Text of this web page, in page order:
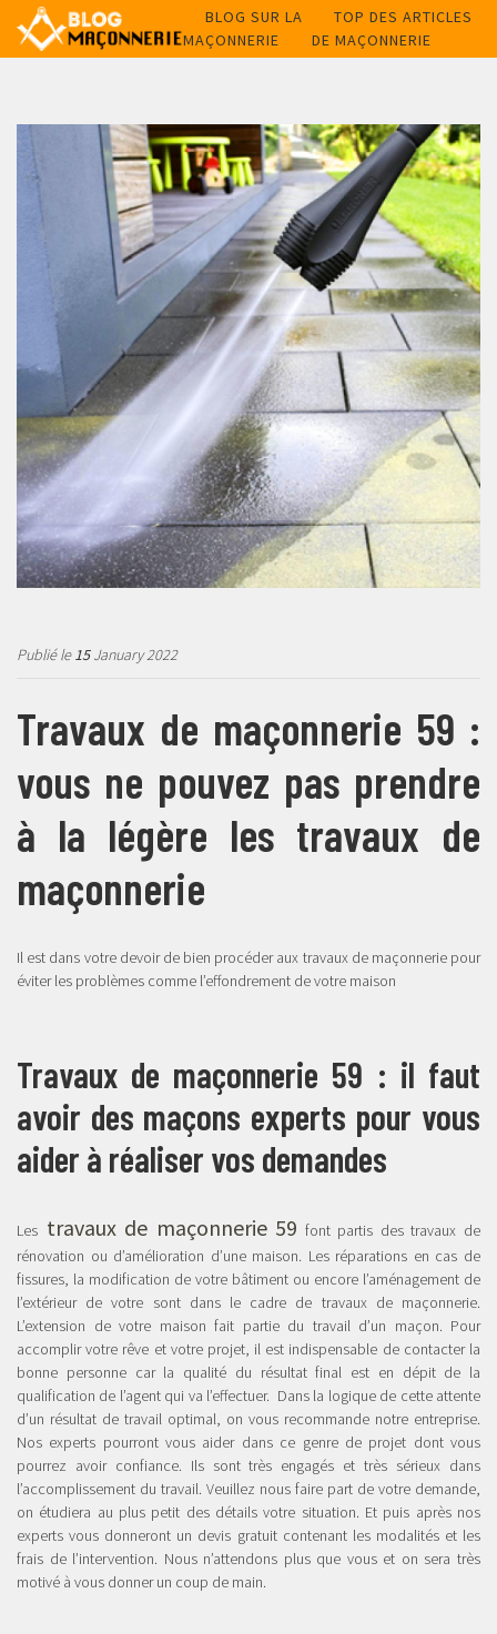
BLOG SUR LA
MAÇONNERIE
TOP DES ARTICLES
DE MAÇONNERIE
Publié le15January 2022
Travaux de maçonnerie 59 :
vous ne pouvez pas prendre
à la légère les travaux de
maçonnerie
Il est dans votre devoir de bien procéder aux travaux de maçonnerie pour
éviter les problèmes comme l’effondrement de votre maison
Travaux de maçonnerie 59 : il faut
avoir des maçons experts pour vous
aider à réaliser vos demandes
Les travaux de maçonnerie 59 font partis des travaux de
rénovation ou d’amélioration d’une maison. Les réparations en cas de
fissures, la modification de votre bâtiment ou encore l’aménagement de
l’extérieur de votre sont dans le cadre de travaux de maçonnerie.
L’extension de votre maison fait partie du travail d’un maçon. Pour
accomplir votre rêve et votre projet, il est indispensable de contacter la
bonne personne car la qualité du résultat final est en dépit de la
qualification de l’agent qui va l’effectuer. Dans la logique de cette attente
d’un résultat de travail optimal, on vous recommande notre entreprise.
Nos experts pourront vous aider dans ce genre de projet dont vous
pourrez avoir confiance. Ils sont très engagés et très sérieux dans
l’accomplissement du travail. Veuillez nous faire part de votre demande,
on étudiera au plus petit des détails votre situation. Et puis après nos
experts vous donneront un devis gratuit contenant les modalités et les
frais de l’intervention. Nous n’attendons plus que vous et on sera très
motivé à vous donner un coup de main.